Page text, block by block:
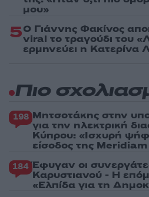
μου»
5Ο Γιάννης Φακίνος
viral το τραγούδι του
ερμηνεύει η Κατερίνα
Πιο
198 Μητσοτάκης στην
για την ηλεκτρική
Κύπρου: «Ισχυρή
είσοδος της
184 Έφυγαν οι
Καρυστιανού - Η
«Ελπίδα για τη